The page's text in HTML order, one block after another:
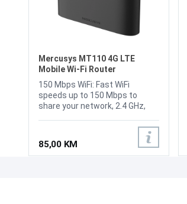
Mercusys MT110 4G LTE
Mobile Wi-Fi Router
150 Mbps WiFi: Fast WiFi
speeds up to 150 Mbps to
share your network, 2.4 GHz,
<20dBm, Long usage: 2200
mAh battery for 10 hours, SIM
Card Plug and Play
85,00 KM